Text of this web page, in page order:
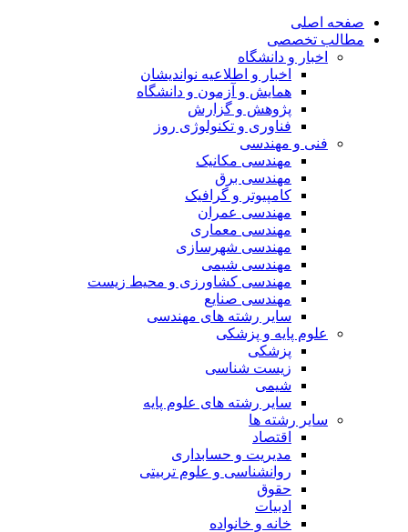
صفحه اصلی
مطالب تخصصی
اخبار و دانشگاه
اخبار و اطلاعیه نواندیشان
همایش و آزمون و دانشگاه
پژوهش و گزارش
فناوری و تکنولوژی روز
فنی و مهندسی
مهندسی مکانیک
مهندسی برق
کامپیوتر و گرافیک
مهندسی عمران
مهندسی معماری
مهندسی شهرسازی
مهندسی شیمی
مهندسی کشاورزی و محیط زیست
مهندسی صنایع
سایر رشته های مهندسی
علوم پایه و پزشکی
پزشکی
زیست شناسی
شیمی
سایر رشته های علوم پایه
سایر رشته ها
اقتصاد
مدیریت و حسابداری
روانشناسی و علوم تربیتی
حقوق
ادبیات
خانه و خانواده